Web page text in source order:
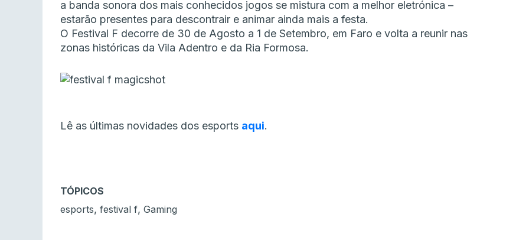
a banda sonora dos mais conhecidos jogos se mistura com a melhor eletrónica –
estarão presentes para descontrair e animar ainda mais a festa.
O Festival F decorre de 30 de Agosto a 1 de Setembro, em Faro e volta a reunir nas
zonas históricas da Vila Adentro e da Ria Formosa.
Lê as últimas novidades dos esports aqui.
TÓPICOS
esports, festival f, Gaming